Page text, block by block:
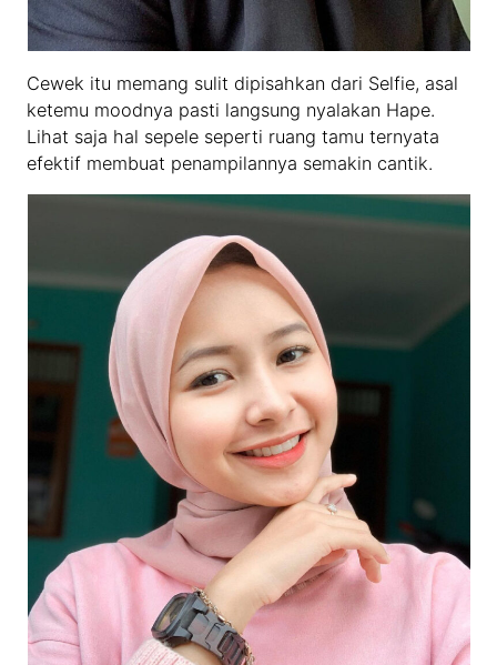
Cewek itu memang sulit dipisahkan dari Selfie, asal
ketemu moodnya pasti langsung nyalakan Hape.
Lihat saja hal sepele seperti ruang tamu ternyata
efektif membuat penampilannya semakin cantik.